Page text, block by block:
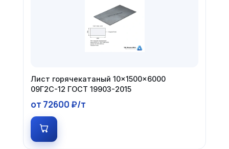
Лист горячекатаный 10×1500×6000
09Г2С-12 ГОСТ 19903-2015
от 72600 ₽/т